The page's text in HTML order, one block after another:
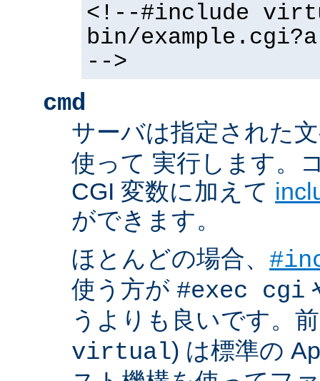
<!--#include
bin/
-->
cmd
サーバは指定された
使って 実行します。
CGI 変数に加えて
ができます。
ほとんどの場合、
使う方が #exec cgi
うよりも良いです。
virtual) は標準の